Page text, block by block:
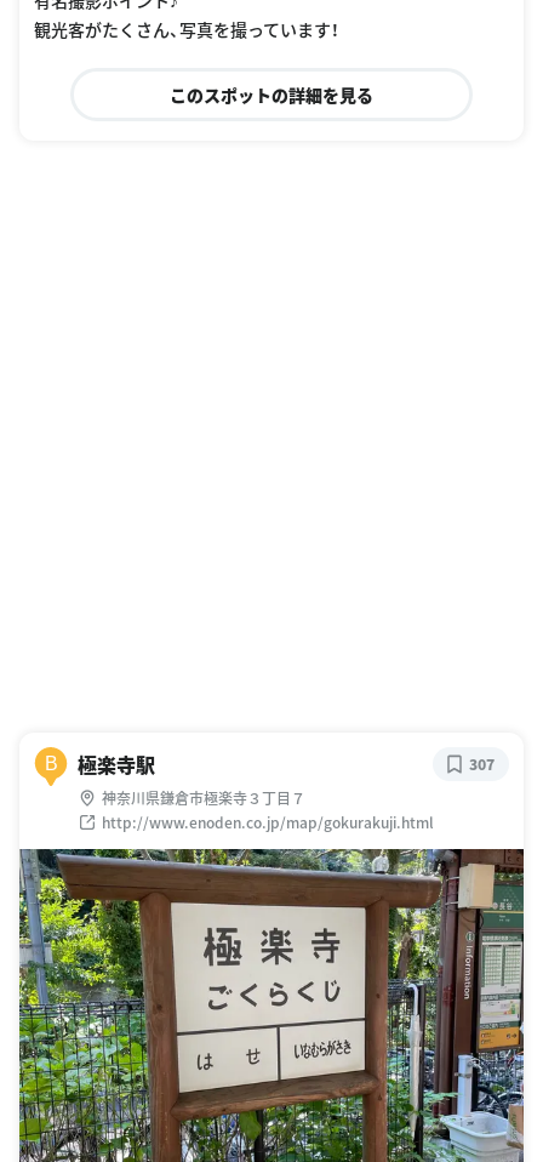
観光客がたくさん、写真を撮っています！
このスポットの詳細を見る
B 極楽寺駅
神奈川県鎌倉市極楽寺３丁目７
http://www.enoden.co.jp/map/gokurakuji.html
307